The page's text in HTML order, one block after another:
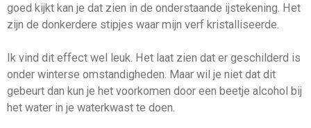
goed kijkt kan je dat zien in de onderstaande ijstekening. Het
zijn de donkerdere stipjes waar mijn verf kristalliseerde.
Ik vind dit effect wel leuk. Het laat zien dat er geschilderd is
onder winterse omstandigheden. Maar wil je niet dat dit
gebeurt dan kun je het voorkomen door een beetje alcohol bij
het water in je waterkwast te doen.